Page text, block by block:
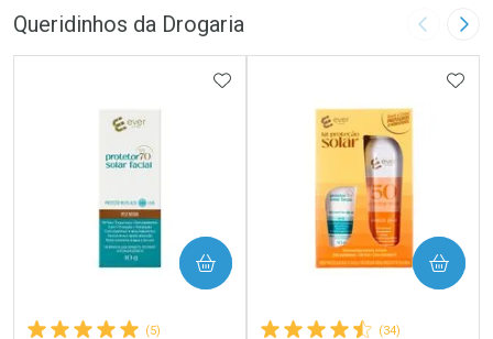
Queridinhos da Drogaria Imagem
(5)
ADICIONAR AOS FAVORITOS
COMPRAR
(34)
COMPRAR